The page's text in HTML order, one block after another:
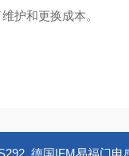
护和更换成本。
.德国IFM易福门电感式接